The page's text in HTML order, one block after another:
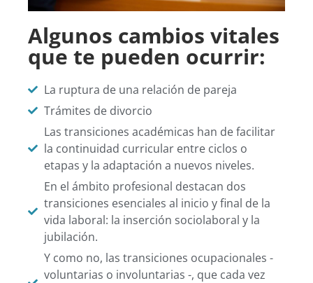
Algunos cambios vitales
que te pueden ocurrir:
La ruptura de una relación de pareja
Trámites de divorcio
Las transiciones académicas han de facilitar
la continuidad curricular entre ciclos o
etapas y la adaptación a nuevos niveles.
En el ámbito profesional destacan dos
transiciones esenciales al inicio y final de la
vida laboral: la inserción sociolaboral y la
jubilación.
Y como no, las transiciones ocupacionales -
voluntarias o involuntarias -, que cada vez